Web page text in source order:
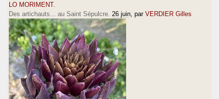
LO MORIMENT.
Des artichauts... au Saint Sépulcre. 26 juin , par VERDIER Gilles